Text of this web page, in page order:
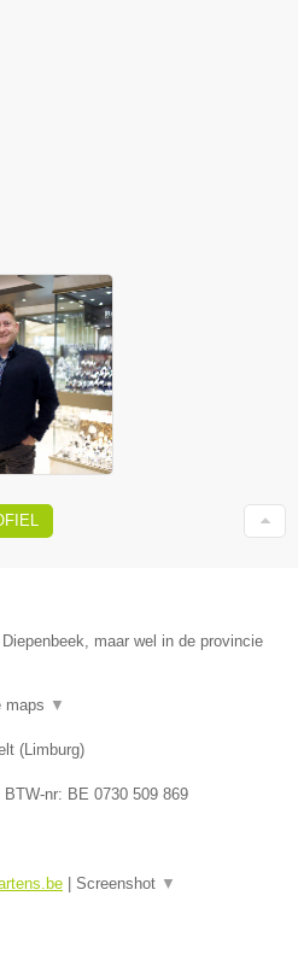
maar wel in de provincie
maps ▼
( Limburg)
, BTW-nr: BE 0730 509 869
Screenshot ▼